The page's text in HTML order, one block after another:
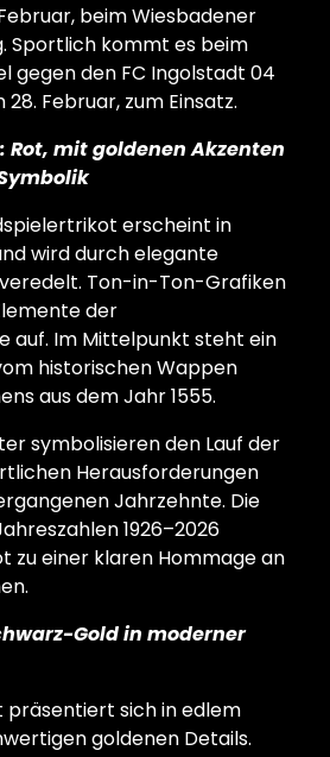
beim Wiesbadener
Sportlich kommt es beim
gegen den FC Ingolstadt 04
Februar, zum Einsatz.
mit goldenen Akzenten
erscheint in
wird durch elegante
Ton-in-Ton-Grafiken
der
auf. Im Mittelpunkt steht ein
historischen Wappen
aus dem Jahr 1555.
symbolisieren den Lauf der
Herausforderungen
Jahrzehnte. Die
1926–2026
zu einer klaren Hommage an
Gold in moderner
sich in edlem
goldenen Details.